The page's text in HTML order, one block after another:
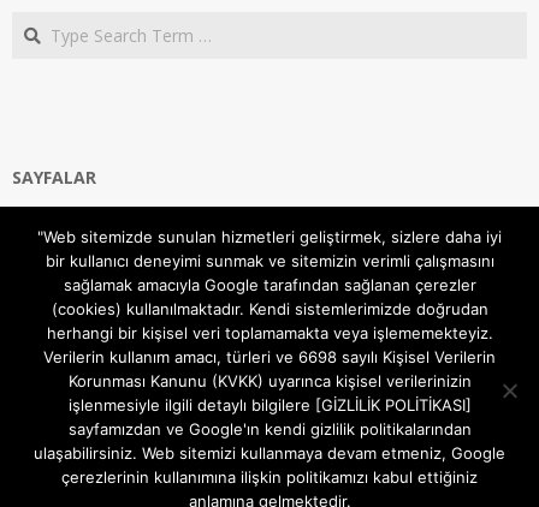
Search
SAYFALAR
Gizlilik ve Çerezler (Cookies) Politikası
Hakkımızda
İletişim Kanalları
MODEM KURULUM
TEKNİK DESTEK
TELEVİZYON SİSTEMLERİ
"Web sitemizde sunulan hizmetleri geliştirmek, sizlere daha iyi
bir kullanıcı deneyimi sunmak ve sitemizin verimli çalışmasını
sağlamak amacıyla Google tarafından sağlanan çerezler
(cookies) kullanılmaktadır. Kendi sistemlerimizde doğrudan
herhangi bir kişisel veri toplamamakta veya işlememekteyiz.
Verilerin kullanım amacı, türleri ve 6698 sayılı Kişisel Verilerin
Korunması Kanunu (KVKK) uyarınca kişisel verilerinizin
işlenmesiyle ilgili detaylı bilgilere [GİZLİLİK POLİTİKASI]
sayfamızdan ve Google'ın kendi gizlilik politikalarından
ulaşabilirsiniz. Web sitemizi kullanmaya devam etmeniz, Google
çerezlerinin kullanımına ilişkin politikamızı kabul ettiğiniz
anlamına gelmektedir.